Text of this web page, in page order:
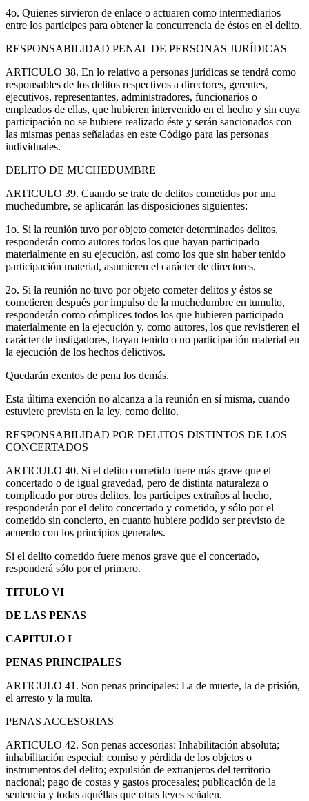
4o. Quienes sirvieron de enlace o actuaren como intermediarios
entre los partícipes para obtener la concurrencia de éstos en el delito.
RESPONSABILIDAD PENAL DE PERSONAS JURÍDICAS
ARTICULO 38. En lo relativo a personas jurídicas se tendrá como
responsables de los delitos respectivos a directores, gerentes,
ejecutivos, representantes, administradores, funcionarios o
empleados de ellas, que hubieren intervenido en el hecho y sin cuya
participación no se hubiere realizado éste y serán sancionados con
las mismas penas señaladas en este Código para las personas
individuales.
DELITO DE MUCHEDUMBRE
ARTICULO 39. Cuando se trate de delitos cometidos por una
muchedumbre, se aplicarán las disposiciones siguientes:
1o. Si la reunión tuvo por objeto cometer determinados delitos,
responderán como autores todos los que hayan participado
materialmente en su ejecución, así como los que sin haber tenido
participación material, asumieren el carácter de directores.
2o. Si la reunión no tuvo por objeto cometer delitos y éstos se
cometieren después por impulso de la muchedumbre en tumulto,
responderán como cómplices todos los que hubieren participado
materialmente en la ejecución y, como autores, los que revistieren el
carácter de instigadores, hayan tenido o no participación material en
la ejecución de los hechos delictivos.
Quedarán exentos de pena los demás.
Esta última exención no alcanza a la reunión en sí misma, cuando
estuviere prevista en la ley, como delito.
RESPONSABILIDAD POR DELITOS DISTINTOS DE LOS
CONCERTADOS
ARTICULO 40. Si el delito cometido fuere más grave que el
concertado o de igual gravedad, pero de distinta naturaleza o
complicado por otros delitos, los partícipes extraños al hecho,
responderán por el delito concertado y cometido, y sólo por el
cometido sin concierto, en cuanto hubiere podido ser previsto de
acuerdo con los principios generales.
Si el delito cometido fuere menos grave que el concertado,
responderá sólo por el primero.
TITULO VI
DE LAS PENAS
CAPITULO I
PENAS PRINCIPALES
ARTICULO 41. Son penas principales: La de muerte, la de prisión,
el arresto y la multa.
PENAS ACCESORIAS
ARTICULO 42. Son penas accesorias: Inhabilitación absoluta;
inhabilitación especial; comiso y pérdida de los objetos o
instrumentos del delito; expulsión de extranjeros del territorio
nacional; pago de costas y gastos procesales; publicación de la
sentencia y todas aquéllas que otras leyes señalen.